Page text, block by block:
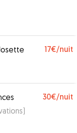
17€/nuit
30€/nuit
)